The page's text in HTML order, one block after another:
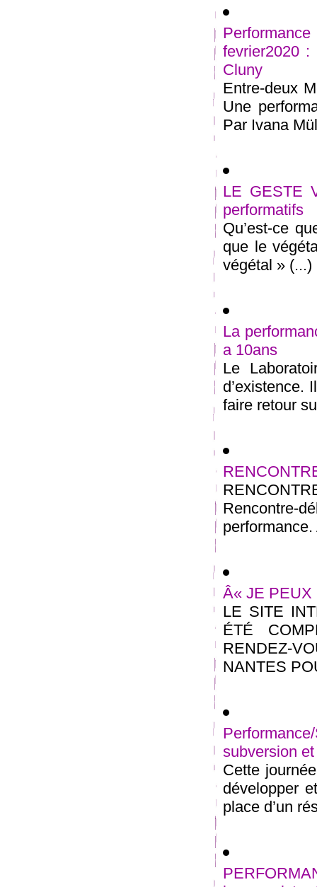
fevrier2020 :
Cluny
Entre-deux
Une
Par Ivana
LE GESTE
performatifs
Qu’est-ce
que le
végétal » (...)
La
a 10ans
Le
d’existence.
faire retour
Rencontre-
Â« JE PEUX
LE SITE
ÉTÉ
RENDEZ-
NANTES
subversion
Cette
développer
place d’un